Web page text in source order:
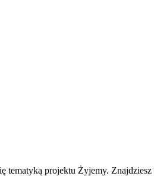
projektu Żyjemy.